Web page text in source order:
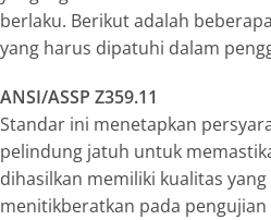
berlaku. Berikut adalah
yang harus dipatuhi dalam
ANSI/ASSP Z359.11
Standar ini menetapkan
pelindung jatuh untuk
dihasilkan memiliki kualitas
menitikberatkan pada